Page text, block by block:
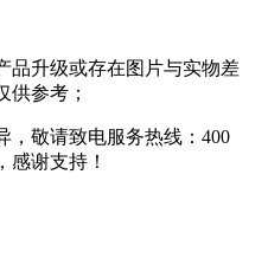
品升级或存在图片与实物差
供参考；
，敬请致电服务热线：400
感谢支持！